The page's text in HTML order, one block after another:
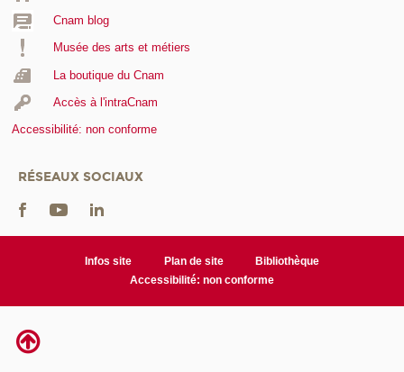
Cnam blog
Musée des arts et métiers
La boutique du Cnam
Accès à l'intraCnam
Accessibilité: non conforme
RÉSEAUX SOCIAUX
Infos site Plan de site
Bibliothèque
Accessibilité: non conforme